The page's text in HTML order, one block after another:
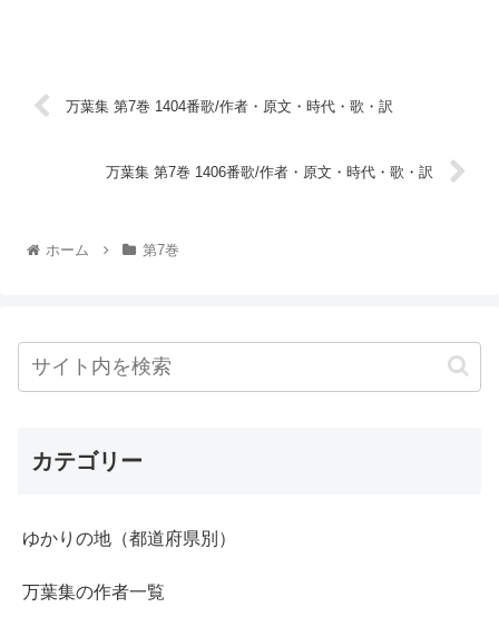
万葉集 第7巻 1404番歌/作者・原文・時代・歌・訳
万葉集 第7巻 1406番歌/作者・原文・時代・歌・訳
ホーム 第7巻
カテゴリー
ゆかりの地（都道府県別）
万葉集の作者一覧